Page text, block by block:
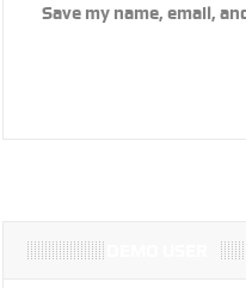
Save my name, email,